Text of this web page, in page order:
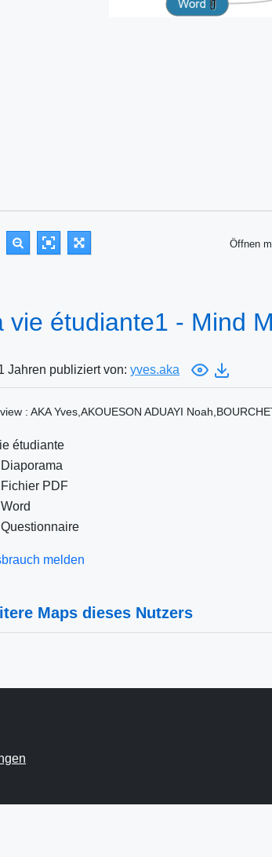
Öffnen
vie étudiante1 - Mind
Jahren publiziert von: yves.aka
: AKA Yves,AKOUESON ADUAYI
étudiante
Diaporama
Fichier PDF
Word
Questionnaire
melden
Maps dieses Nutzers